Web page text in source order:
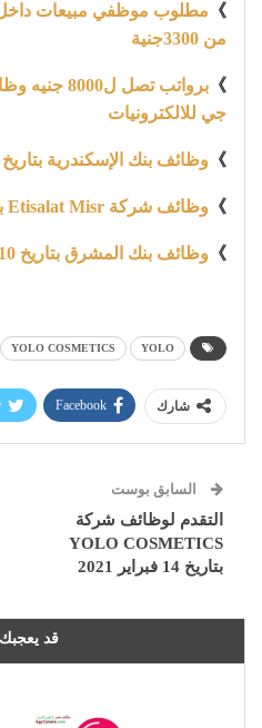
》 مطلوب موظفي مبيعات داخل
من 3300جنية
》
جي للالكترونيات
》 وظائف بنك الإسكندرية بتاريخ 10 فبراير2021
》 وظائف شركة Etisalat Misr بتاريخ 7 فبراير 2021
》 وظائف بنك المشرق بتاريخ 10 فبراير 2021
YOLO
YOLO COSMETICS
شارك Facebook
السابق بوست
التقدم لوظائف شركة
YOLO COSMETICS
بتاريخ 14 فبراير 2021
قد